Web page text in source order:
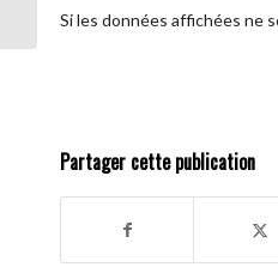
Si les données affichées ne
Partager cette publication